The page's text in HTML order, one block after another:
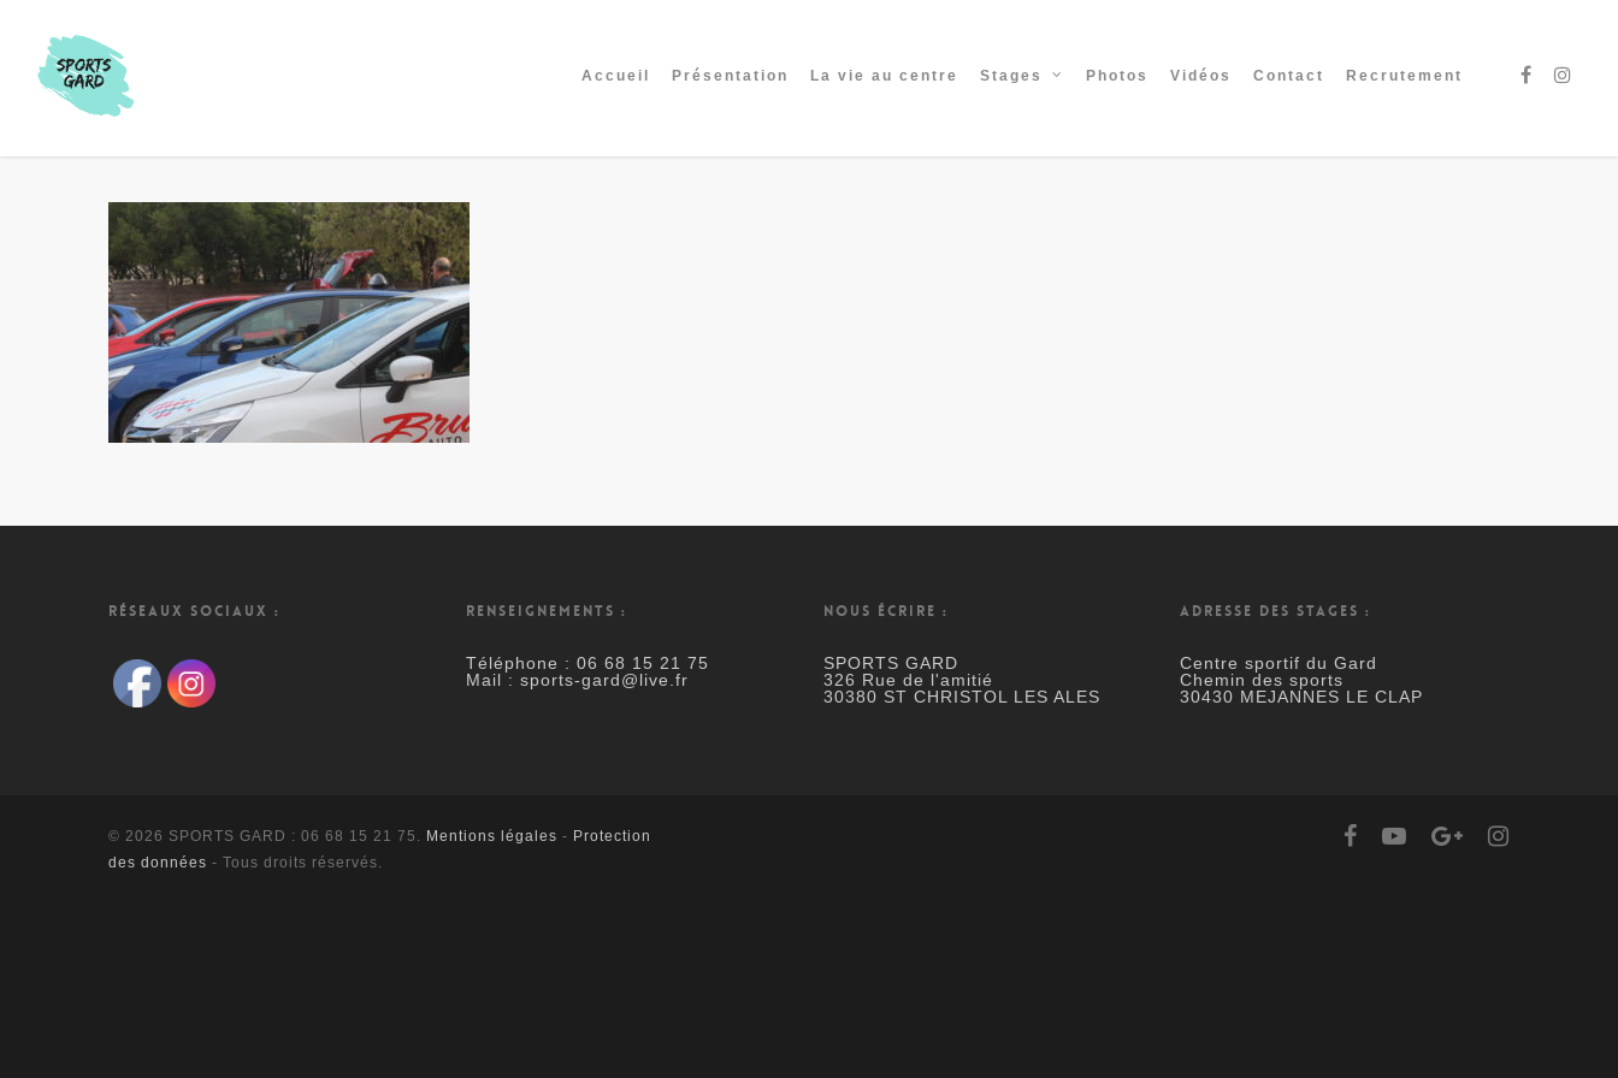
Accueil Présentation La vie au centre Stages Photos Vidéos Contact Recrutement
RÉSEAUX SOCIAUX : RENSEIGNEMENTS :
Téléphone : 06 68 15 21 75
Mail : sports-gard@live.fr
NOUS ÉCRIRE :
SPORTS GARD
326 Rue de l'amitié
30380 ST CHRISTOL LES ALES
ADRESSE DES STAGES :
Centre sportif du Gard
Chemin des sports
30430 MEJANNES LE CLAP
© 2026 SPORTS GARD : 06 68 15 21 75. Mentions légales - Protection
des données - Tous droits réservés.